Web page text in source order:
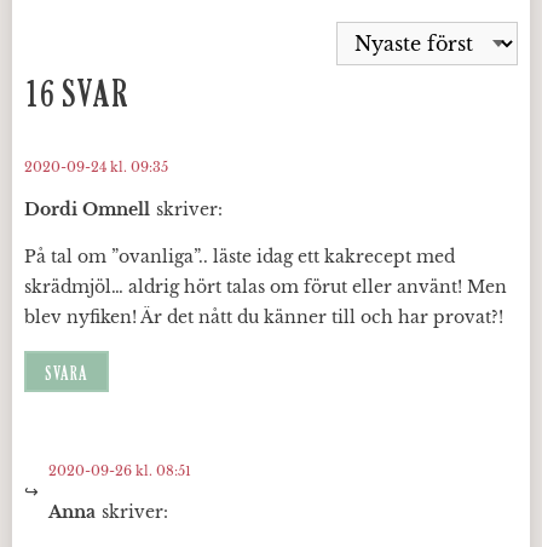
16 SVAR
Dordi Omnell skriver:
2020-09-24 kl. 09:35
På tal om ”ovanliga”.. läste idag ett kakrecept med
skrädmjöl… aldrig hört talas om förut eller använt! Men
blev nyfiken! Är det nått du känner till och har provat?!
SVARA
Anna skriver:
2020-09-26 kl. 08:51